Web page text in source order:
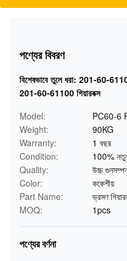
পণ্যের বিবরণ
বিশেষভাবে তুলে ধরা: 201-60-61100
201-60-61100 গিয়ারবক্স
Model:
PC60-6
Weight:
90KG
Warranty:
1 বছর
Condition:
100%
Quality:
উচ্চ
Color:
ককেশীয়
Part Name:
ভ্রমণ
MOQ:
1pcs
পণ্যের বর্ণনা